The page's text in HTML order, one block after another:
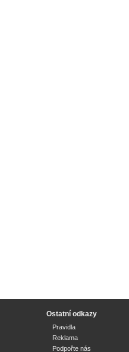
Ostatní odkazy
Pravidla
Reklama
Podpořte nás